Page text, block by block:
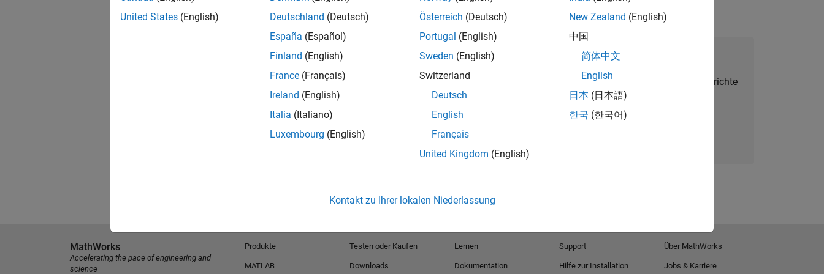
Talent Network beitreten
Erhalten Sie personalisierte Stellenangebote, Berichte
und Unternehmensneuigkeiten.
United States (English)
Deutschland (Deutsch)
España (Español)
Finland (English)
France (Français)
Ireland (English)
Italia (Italiano)
Luxembourg (English)
Österreich (Deutsch)
Portugal (English)
Sweden (English)
Switzerland
Deutsch
English
Français
United Kingdom (English)
New Zealand (English)
中国
简体中文
English
日本 (日本語)
한국 (한국어)
Kontakt zu Ihrer lokalen Niederlassung
MathWorks
Accelerating the pace of engineering and
science
Produkte
MATLAB
Testen oder Kaufen
Downloads
Lernen
Dokumentation
Support
Hilfe zur Installation
Über MathWorks
Jobs & Karriere